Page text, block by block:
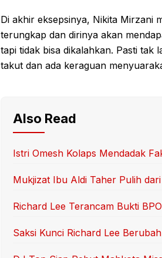
Di akhir eksepsinya, Nikita Mirzani
terungkap dan dirinya akan
tapi tidak bisa dikalahkan. Pasti tak
takut dan ada keraguan
Also Read
Istri Omesh Kolaps Mendadak
Mukjizat Ibu Aldi Taher Pulih
Richard Lee Terancam Bukti
Saksi Kunci Richard Lee